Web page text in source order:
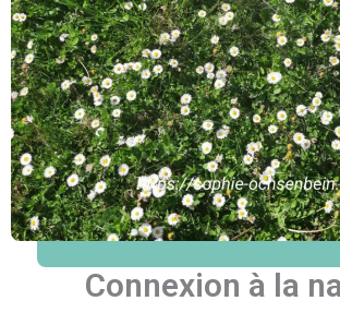
Connexion à la